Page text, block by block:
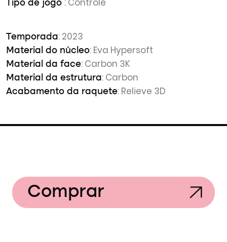
Tipo de jogo : Controle
Temporada: 2023
Material do núcleo: Eva Hypersoft
Material da face: Carbon 3K
Material da estrutura: Carbon
Acabamento da raquete: Relieve 3D
Comprar